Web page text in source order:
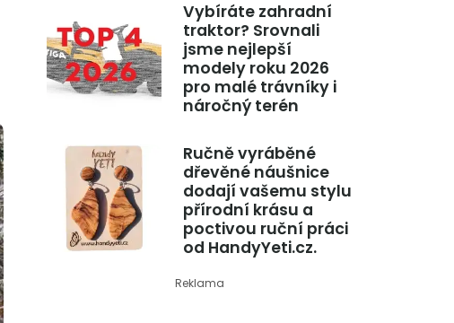
Vybíráte zahradní
traktor? Srovnali
jsme nejlepší
modely roku 2026
pro malé trávníky i
náročný terén
Ručně vyráběné
dřevěné náušnice
dodají vašemu stylu
přírodní krásu a
poctivou ruční práci
od HandyYeti.cz.
Reklama